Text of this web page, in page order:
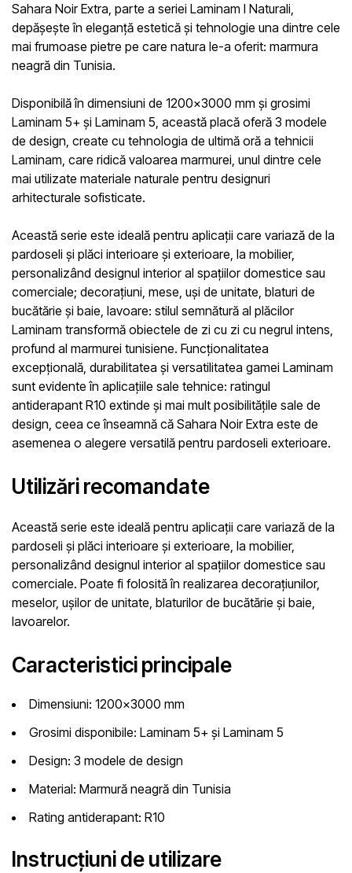
Sahara Noir Extra, parte a seriei Laminam I Naturali,
depășește în eleganță estetică și tehnologie una dintre cele
mai frumoase pietre pe care natura le-a oferit: marmura
neagră din Tunisia.
Disponibilă în dimensiuni de 1200×3000 mm și grosimi
Laminam 5+ și Laminam 5, această placă oferă 3 modele
de design, create cu tehnologia de ultimă oră a tehnicii
Laminam, care ridică valoarea marmurei, unul dintre cele
mai utilizate materiale naturale pentru designuri
arhitecturale sofisticate.
Această serie este ideală pentru aplicații care variază de la
pardoseli și plăci interioare și exterioare, la mobilier,
personalizând designul interior al spațiilor domestice sau
comerciale; decorațiuni, mese, uși de unitate, blaturi de
bucătărie și baie, lavoare: stilul semnătură al plăcilor
Laminam transformă obiectele de zi cu zi cu negrul intens,
profund al marmurei tunisiene. Funcționalitatea
excepțională, durabilitatea și versatilitatea gamei Laminam
sunt evidente în aplicațiile sale tehnice: ratingul
antiderapant R10 extinde și mai mult posibilitățile sale de
design, ceea ce înseamnă că Sahara Noir Extra este de
asemenea o alegere versatilă pentru pardoseli exterioare.
Utilizări recomandate
Această serie este ideală pentru aplicații care variază de la
pardoseli și plăci interioare și exterioare, la mobilier,
personalizând designul interior al spațiilor domestice sau
comerciale. Poate fi folosită în realizarea decorațiunilor,
meselor, ușilor de unitate, blaturilor de bucătărie și baie,
lavoarelor.
Caracteristici principale
Dimensiuni: 1200×3000 mm
Grosimi disponibile: Laminam 5+ și Laminam 5
Design: 3 modele de design
Material: Marmură neagră din Tunisia
Rating antiderapant: R10
Instrucțiuni de utilizare